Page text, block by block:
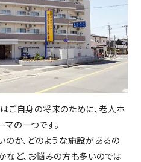
産・相続のサポート（外部サ
ス）
パー・コートの特徴
ピタリティ
の医療体制
症ケア
ビリ・トレーニング
温泉
ご自身の将来のために、老人ホ
の一つです。
のか、どのような施設があるの
など、お悩みの方も多いのでは